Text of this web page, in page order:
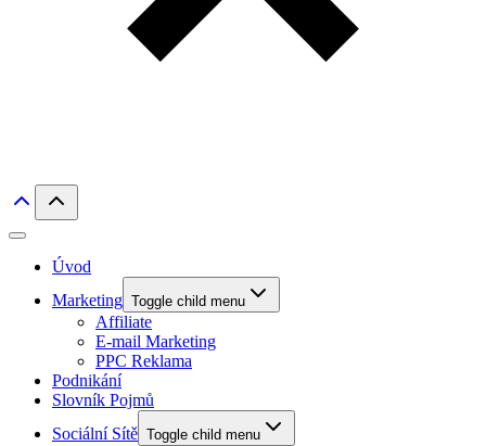
Úvod
Marketing Toggle child menu
Affiliate
E-mail Marketing
PPC Reklama
Podnikání
Slovník Pojmů
Sociální Sítě Toggle child menu